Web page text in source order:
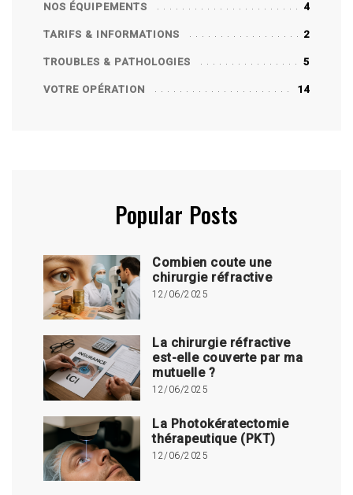
NOS ÉQUIPEMENTS 4
TARIFS & INFORMATIONS 2
TROUBLES & PATHOLOGIES 5
VOTRE OPÉRATION 14
Popular Posts
Combien coute une
chirurgie réfractive
12/06/2025
La chirurgie réfractive
est-elle couverte par ma
mutuelle ?
12/06/2025
La Photokératectomie
thérapeutique (PKT)
12/06/2025